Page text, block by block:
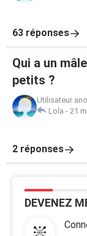
63 réponses
Qui a un
petits ?
Utilisateur
Lola - 21
2 réponses
DEVENEZ